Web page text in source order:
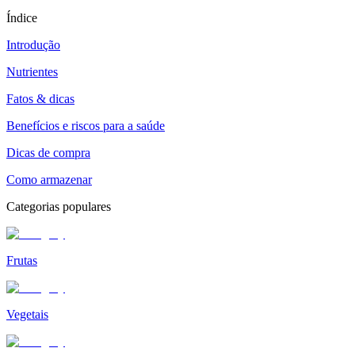
Índice
Introdução
Nutrientes
Fatos & dicas
Benefícios e riscos para a saúde
Dicas de compra
Como armazenar
Categorias populares
Frutas
Vegetais